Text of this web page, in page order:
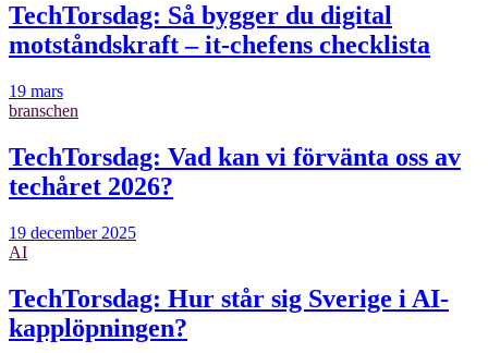
TechTorsdag: Så bygger du digital
motståndskraft – it-chefens checklista
19 mars
branschen
TechTorsdag: Vad kan vi förvänta oss av
techåret 2026?
19 december 2025
AI
TechTorsdag: Hur står sig Sverige i AI-
kapplöpningen?